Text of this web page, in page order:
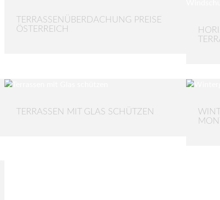
TERRASSENÜBERDACHUNG PREISE
ÖSTERREICH
TERRASSEN MIT GLAS SCHÜTZEN